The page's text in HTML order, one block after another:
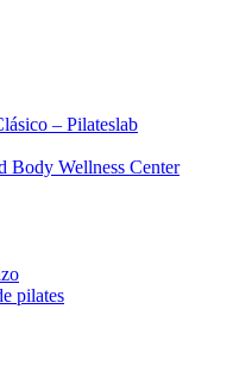
– Pilateslab
Body Wellness Center
pilates